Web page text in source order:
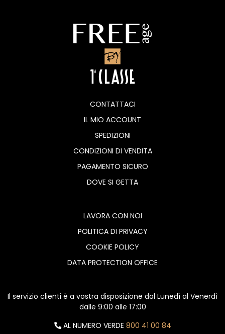
CONTATTACI
IL MIO ACCOUNT
SPEDIZIONI
CONDIZIONI DI VENDITA
PAGAMENTO SICURO
DOVE SI GETTA
LAVORA CON NOI
POLITICA DI PRIVACY
COOKIE POLICY
DATA PROTECTION OFFICE
Il servizio clienti è a vostra disposizione dal Lunedì al Venerdì
dalle 9:00 alle 17:00
AL NUMERO VERDE 800 41 00 84